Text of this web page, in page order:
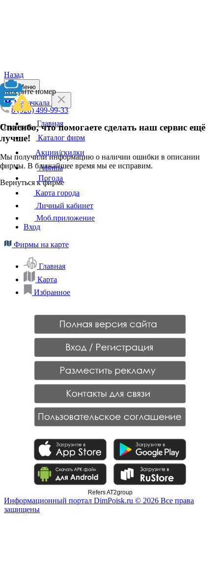
Назад
Выберите номер
8 (928) 499-99-33
Отменить
Спасибо, что помогаете сделать наш сервис ещё
лучше!
Мы получили информацию о наличии ошибки в описании
фирмы. В ближайшее время мы ее исправим.
Вернуться к фирме
Меню
Махачкала
Главная
Каталог фирм
Акции/скидки
Афиша
Погода
Карта города
Личный кабинет
Моб.приложение
Вход
Фирмы на карте
Главная
Карта
Избранное
Refers AT2group
Информационный портал DimPoisk.ru © 2026 Все права
защищены